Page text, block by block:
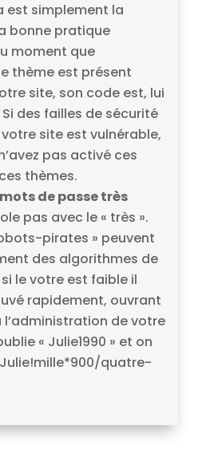
est simplement la
bonne pratique
moment que
thème est présent
site, son code est, lui
des failles de sécurité
site est vulnérable,
pas activé ces
thèmes.
de passe très
pas avec le « très ».
pirates » peuvent
des algorithmes de
le votre est faible il
rapidement, ouvrant
de votre
« Julie1990 » et on
quatre-